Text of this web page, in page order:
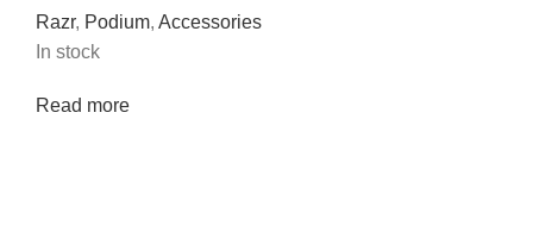
Razr, Podium, Accessories
In stock
Read more